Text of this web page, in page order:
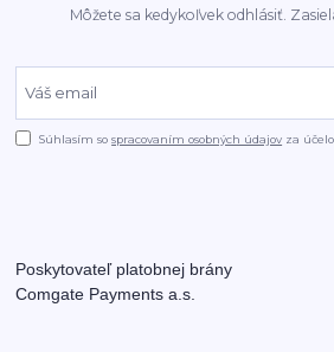
Môžete sa kedykoľvek odhlásiť.
Súhlasím sospracovaním osobných údajov za
Poskytovateľ platobnej brány
Comgate Payments a.s.